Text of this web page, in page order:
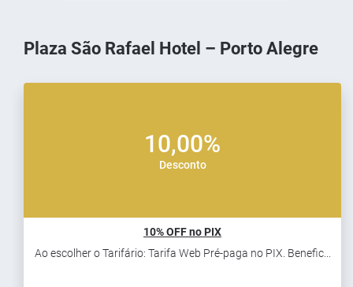
Plaza São Rafael Hotel – Porto Alegre
10,00%
Desconto
10% OFF no PIX
Ao escolher o Tarifário: Tarifa Web Pré-paga no PIX. Benefic...